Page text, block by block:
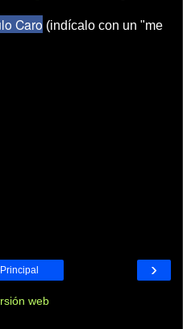
Caro (indícalo con un "me
›
web